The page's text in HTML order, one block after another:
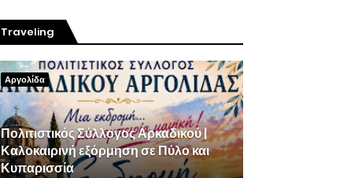
Traveling
Αργολίδα
Πολιτιστικός Σύλλογος Αρκαδικού |
Καλοκαιρινή εξόρμηση σε Πύλο και
Κυπαρισσία